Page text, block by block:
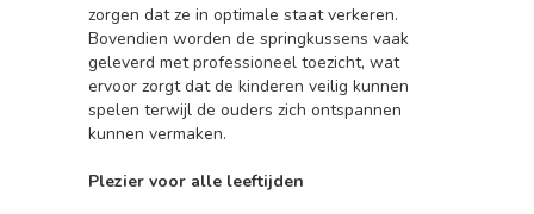
zorgen dat ze in optimale staat verkeren.
Bovendien worden de springkussens vaak
geleverd met professioneel toezicht, wat
ervoor zorgt dat de kinderen veilig kunnen
spelen terwijl de ouders zich ontspannen
kunnen vermaken.
Plezier voor alle leeftijden